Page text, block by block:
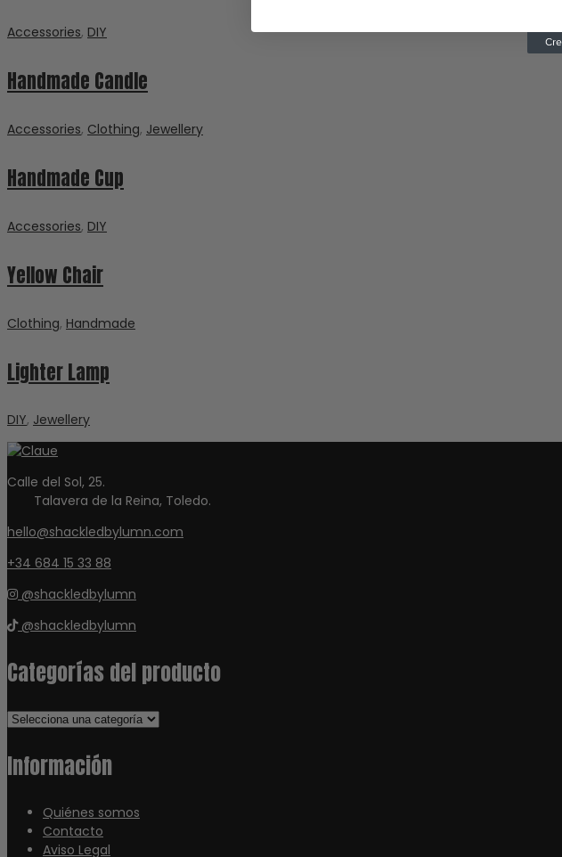
Accessories, DIY
Handmade Candle
Accessories, Clothing, Jewellery
Handmade Cup
Accessories, DIY
Yellow Chair
Clothing, Handmade
Lighter Lamp
DIY, Jewellery
Calle del Sol, 25.
Talavera de la Reina, Toledo.
hello@shackledbylumn.com
+34 684 15 33 88
@shackledbylumn
@shackledbylumn
Categorías del producto
Información
Quiénes somos
Contacto
Aviso Legal